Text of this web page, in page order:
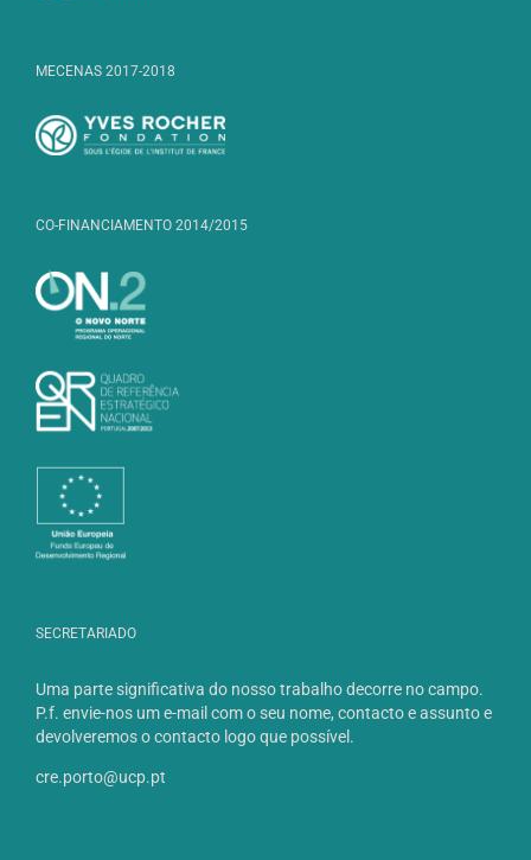
MECENAS 2017-2018
CO-FINANCIAMENTO 2014/2015
SECRETARIADO
Uma parte significativa do nosso trabalho decorre no campo.
P.f. envie-nos um e-mail com o seu nome, contacto e assunto e
devolveremos o contacto logo que possível.
cre.porto@ucp.pt